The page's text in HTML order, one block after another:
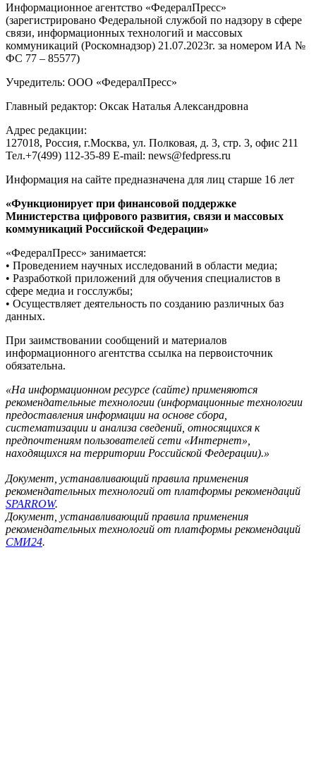
Информационное агентство «ФедералПресс»
(зарегистрировано Федеральной службой по надзору в сфере
связи, информационных технологий и массовых
коммуникаций (Роскомнадзор) 21.07.2023г. за номером ИА №
ФС 77 – 85577)
Учредитель: ООО «ФедералПресс»
Главный редактор: Оксак Наталья Александровна
Адрес редакции:
127018, Россия, г.Москва, ул. Полковая, д. 3, стр. 3, офис 211
Тел.+7(499) 112-35-89 E-mail: news@fedpress.ru
Информация на сайте предназначена для лиц старше 16 лет
«Функционирует при финансовой поддержке
Министерства цифрового развития, связи и массовых
коммуникаций Российской Федерации»
«ФедералПресс» занимается:
• Проведением научных исследований в области медиа;
• Разработкой приложений для обучения специалистов в
сфере медиа и госслужбы;
• Осуществляет деятельность по созданию различных баз
данных.
При заимствовании сообщений и материалов
информационного агентства ссылка на первоисточник
обязательна.
«На информационном ресурсе (сайте) применяются
рекомендательные технологии (информационные технологии
предоставления информации на основе сбора,
систематизации и анализа сведений, относящихся к
предпочтениям пользователей сети «Интернет»,
находящихся на территории Российской Федерации).»
Документ, устанавливающий правила применения
рекомендательных технологий от платформы рекомендаций
SPARROW.
Документ, устанавливающий правила применения
рекомендательных технологий от платформы рекомендаций
СМИ24.